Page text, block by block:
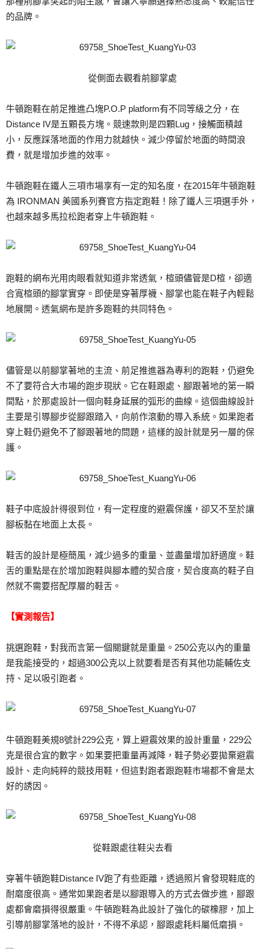
的品牌。
從側面去觀看前腳掌處
牛頓跑鞋在前足推進凸塊P.O.P platform有不同等級之分，在
Distance IV是五顆長方塊。競速款則是四顆Lug，接觸面積越
小，反應踩落地面的作用力就越快。減少停留於地面的時間浪
費，就是增加步進的效率。
牛頓跑鞋在鐵人三項市場享有一定的知名度，在2015年牛頓跑鞋
為 IRONMAN 美國系列賽官方指定跑鞋！除了鐵人三項選手外，
也越來越多馬拉松跑者穿上牛頓跑鞋。
跑鞋的網布光用肉眼看就知道非常透氣，楦頭儘管是D楦，卻適
合寬楦頭的腳掌實穿。即使是穿著厚襪、腳掌也能在鞋子內輕鬆
地展開。透氣網布是許多跑鞋的共同特色。
儘管是以前腳掌著地的主流、前足推進器為專利的跑鞋，仍避免
不了要符合大市場的跑步現狀。它在鞋跟處、腳跟著地的第一瞬
間點，於那處設計一個向鞋身延展的弧形的曲線。這個曲線設計
主要是引導腳步從腳跟踏入，向前作滾動的導入系統。如果跑者
穿上鞋仍避免不了腳跟著地的問題，這樣的設計就是另一層的保
護。
鞋子中底設計得很到位，有一定程度的避震保護，卻又不至於讓
腳板黏在地面上太長。
鞋舌的設計是極簡風，減少過多的重量、並盡量增加舒適度。鞋
舌的重點是在於增加跑鞋與腳本體的契合度，契合度高的鞋子自
然就不需要搭配厚層的鞋舌。
【實測報告】
挑選跑鞋，對我而言第一個關鍵就是重量。250公克以內的重量
是我能接受的，超過300公克以上就要看是否有其他功能輔佐支
持、足以吸引跑者。
牛頓跑鞋美規8號計229公克，算上避震效果的設計重量，229公
克是很合宜的數字。如果要把重量再減降，鞋子勢必要拋棄避震
設計、走向純粹的競技用鞋，但這對跑者跟跑鞋市場都不會是太
好的誘因。
從鞋跟處往鞋尖去看
穿著牛頓跑鞋Distance IV跑了有些距離，透過照片會發現鞋底的
耐磨度很高。通常如果跑者是以腳跟導入的方式去做步進，腳跟
處都會磨損得很嚴重。牛頓跑鞋為此設計了強化的碳橡膠，加上
引導前腳掌落地的設計，不得不承認，腳跟處耗料屬低磨損。